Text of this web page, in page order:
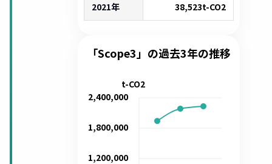
2021年 38,523t-CO2
「Scope3」の過去3年の推移
1,200,000
1,800,000
2,400,000
t-CO2